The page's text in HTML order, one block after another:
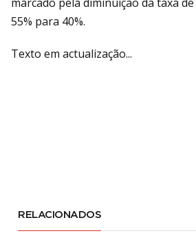
55% para 40%.
Texto em actualização...
RELACIONADOS